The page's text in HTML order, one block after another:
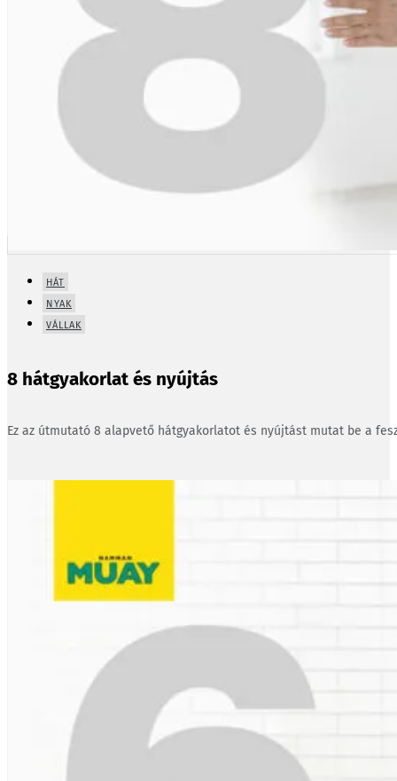
HÁT
NYAK
VÁLLAK
8 hátgyakorlat és nyújtás
Ez az útmutató 8 alapvető hátgyakorlatot és nyújtást mutat be a